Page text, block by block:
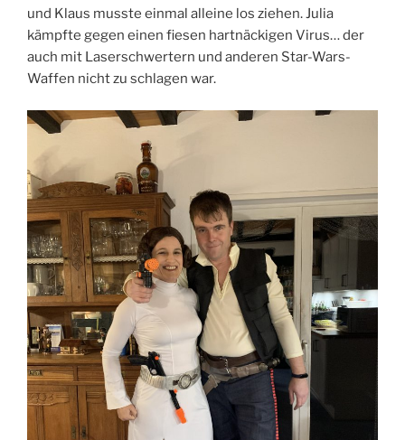
und Klaus musste einmal alleine los ziehen. Julia
kämpfte gegen einen fiesen hartnäckigen Virus… der
auch mit Laserschwertern und anderen Star-Wars-
Waffen nicht zu schlagen war.